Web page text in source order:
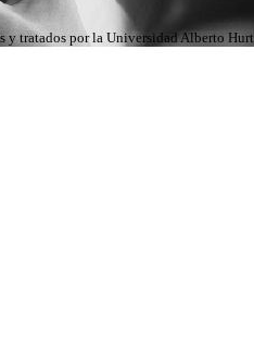
y tratados por la Universidad Alberto